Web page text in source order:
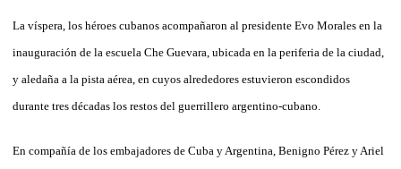
La víspera, los héroes cubanos acompañaron al presidente Evo Morales en la
inauguración de la escuela Che Guevara, ubicada en la periferia de la ciudad,
y aledaña a la pista aérea, en cuyos alrededores estuvieron escondidos
durante tres décadas los restos del guerrillero argentino-cubano.
En compañía de los embajadores de Cuba y Argentina, Benigno Pérez y Ariel